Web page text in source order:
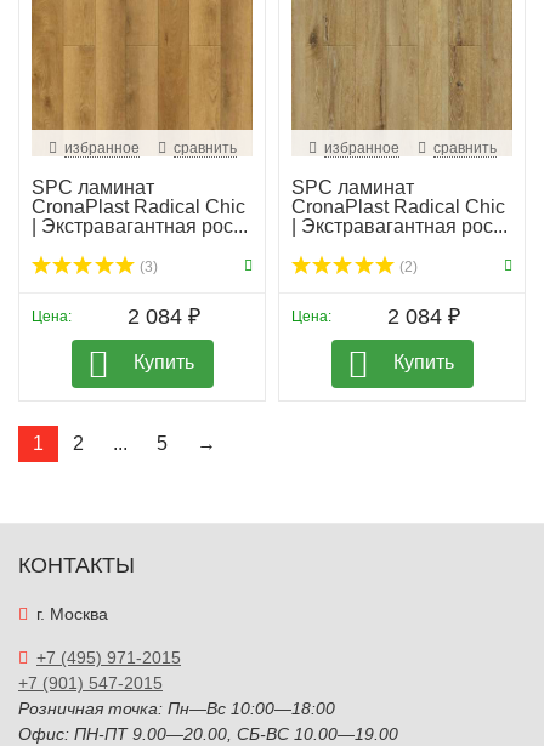
избранное сравнить
SPC ламинат
CronaPlast Radical Chic
| Экстравагантная рос...
(3)
Цена: 2 084 ₽
Купить
избранное сравнить
SPC ламинат
CronaPlast Radical Chic
| Экстравагантная рос...
(2)
Цена: 2 084 ₽
Купить
1 2 ... 5 →
КОНТАКТЫ
г. Москва
+7 (495) 971-2015
+7 (901) 547-2015
Розничная точка: Пн—Вс 10:00—18:00
Офис: ПН-ПТ 9.00—20.00, СБ-ВС 10.00—19.00